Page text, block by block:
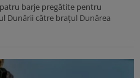
barje pregătite pentru
Dunării către brațul Dunărea